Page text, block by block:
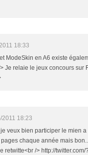
18:33
ModeSkin en A6 existe
Je relaie le jeux concours sur
2011 18:23
veux bien participer le mien a
chaque année mais
retwitte<br /> http://twitter.com/